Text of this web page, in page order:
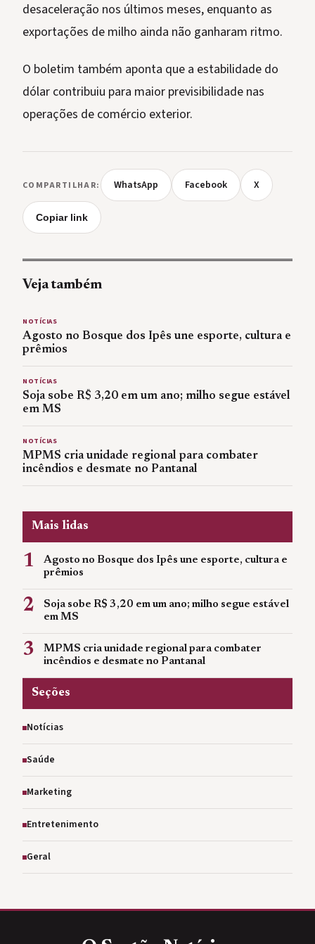
desaceleração nos últimos meses, enquanto as
exportações de milho ainda não ganharam ritmo.
O boletim também aponta que a estabilidade do
dólar contribuiu para maior previsibilidade nas
operações de comércio exterior.
COMPARTILHAR: WhatsApp Facebook X
Copiar link
Veja também
NOTÍCIAS
Agosto no Bosque dos Ipês une esporte, cultura e
prêmios
NOTÍCIAS
Soja sobe R$ 3,20 em um ano; milho segue estável
em MS
NOTÍCIAS
MPMS cria unidade regional para combater
incêndios e desmate no Pantanal
Mais lidas
1
Agosto no Bosque dos Ipês une esporte, cultura e
prêmios
2
Soja sobe R$ 3,20 em um ano; milho segue estável
em MS
3
MPMS cria unidade regional para combater
incêndios e desmate no Pantanal
Seções
Notícias
Saúde
Marketing
Entretenimento
Geral